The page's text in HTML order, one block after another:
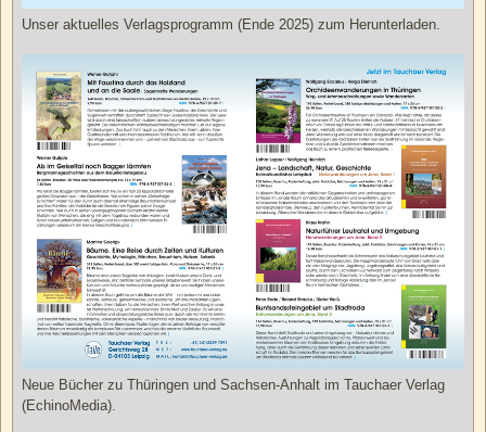
Unser aktuelles Verlagsprogramm (Ende 2025) zum Herunterladen.
Neue Bücher zu Thüringen und Sachsen-Anhalt im Tauchaer Verlag
(EchinoMedia).